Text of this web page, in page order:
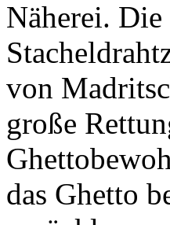
Näherei.
von
große
das Ghetto